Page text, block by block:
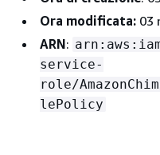
Ora modificata: 03
ARN:
service-
role/
lePolicy